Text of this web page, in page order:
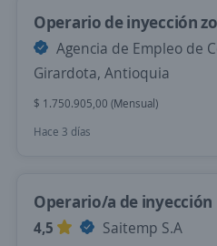
Operario de inyección
Agencia de Empleo de
Girardota, Antioquia
$ 1.750.905,00 (Mensual)
Hace 3 días
Operario/a de inyección
4,5
Saitemp S.A